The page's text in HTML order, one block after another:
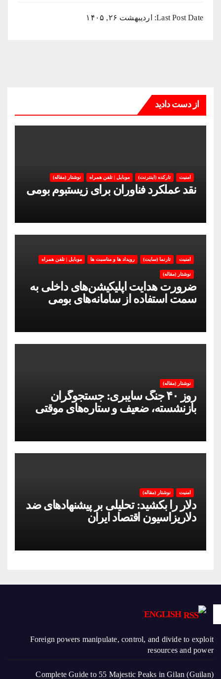
Last Post Date: اردیبهشت ۲۶, ۱۴۰۵
از دست دادید
امنیت تارکده (اینترنت) موبایل | تلفن همراه نوشتار (مقاله)
نقد عملکرد فناوران برای زیستبوم بومی
امنیت تارنما (سایت) رویداد ها و مناسبت ها موبایل | تلفن همراه
نوشتار (مقاله)
ضرورت هدایت اپلیکیشن‌های داخلی به
سمت استفاده از سامانه‌های بومی
نوشتار (مقاله)
روز ۴۰ جنگ سایبری: جستجوگران
بازنشسته، ضعیف و ستاره‌های موقتی
امنیت نوشتار (مقاله)
دلار را بکشید: تحلیلی بر پیشنهادهای ضد
دلاریزاسیون اقتصاد ایران
ENGLISH
Foreign powers manipulate, control, and divide to exploit
resources and power
Complete Guide to 55 Majestic Peaks in Gilan (Guilan)